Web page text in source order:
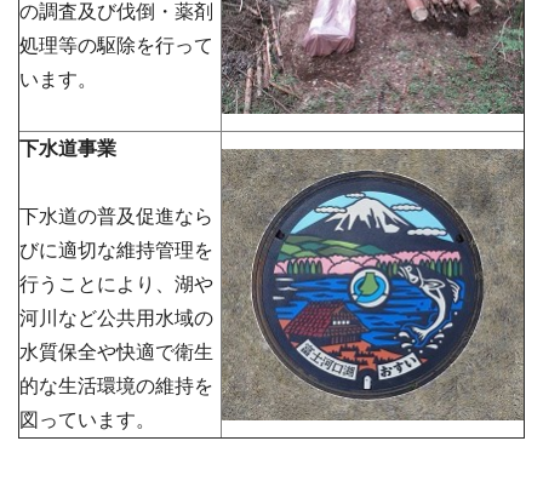
の調査及び伐倒・薬剤
処理等の駆除を行って
います。
下水道事業
下水道の普及促進なら
びに適切な維持管理を
行うことにより、湖や
河川など公共用水域の
水質保全や快適で衛生
的な生活環境の維持を
図っています。